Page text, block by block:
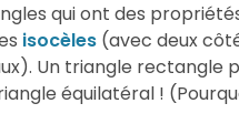
qui ont des
isocèles (avec deux
Un triangle rectangle
équilatéral !